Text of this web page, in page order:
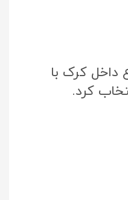
داخل کرک با
کرد.